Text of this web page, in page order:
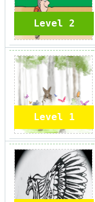
Level 2
Level 1